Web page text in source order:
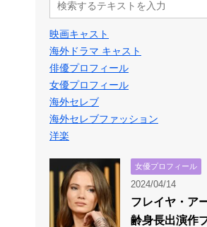
映画キャスト
海外ドラマ キャスト
俳優プロフィール
女優プロフィール
海外セレブ
海外セレブファッション
洋楽
女優プロフィール
2024/04/14
フレイヤ・ア
齢身長出演作